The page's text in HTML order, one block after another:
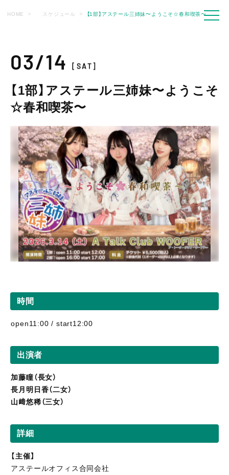
HOME スケジュール 【1部】アステール三姉妹〜ようこそ☆春和喫茶〜
03/14[SAT]
【1部】アステール三姉妹〜ようこそ
☆春和喫茶〜
時間
open11:00 / start12:00
出演者
加藤瞳（長女）
長月明日香（二女）
山﨑悠稀（三女）
詳細
【主催】
アステールオフィス合同会社